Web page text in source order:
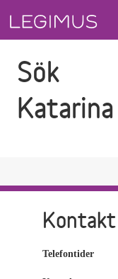
Sök
Kontakt
Telefontider